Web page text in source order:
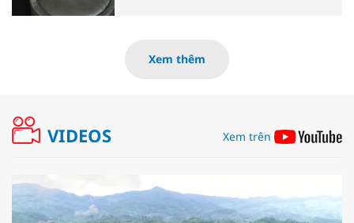
Xem thêm
VIDEOS Xem trên